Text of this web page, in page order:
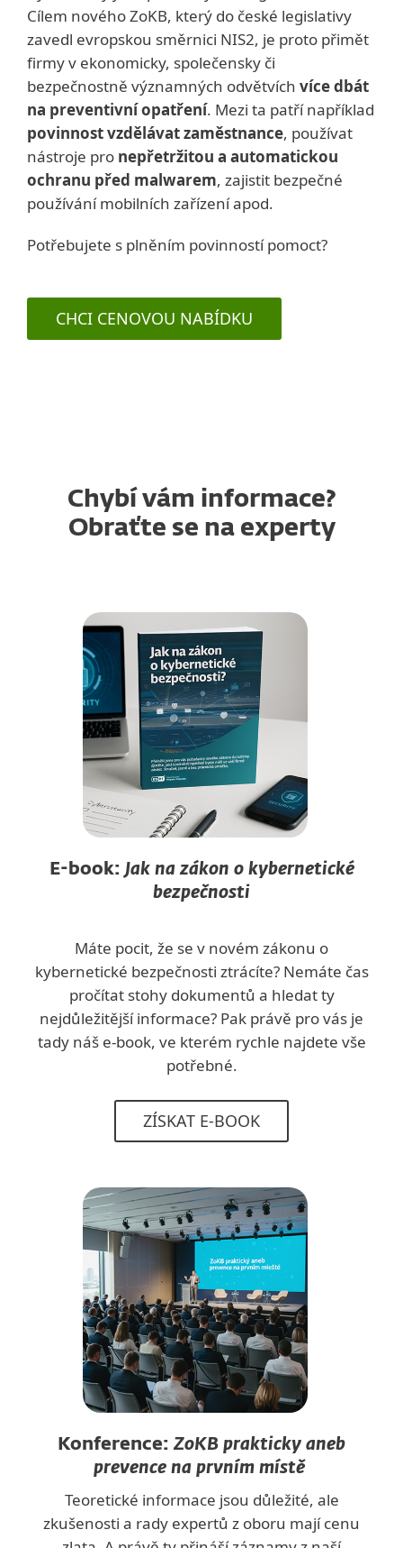
Cílem nového ZoKB, který do české legislativy
zavedl evropskou směrnici NIS2, je proto přimět
firmy v ekonomicky, společensky či
bezpečnostně významných odvětvích více dbát
na preventivní opatření. Mezi ta patří například
povinnost vzdělávat zaměstnance, používat
nástroje pro nepřetržitou a automatickou
ochranu před malwarem, zajistit bezpečné
používání mobilních zařízení apod.
Potřebujete s plněním povinností pomoct?
CHCI CENOVOU NABÍDKU
Chybí vám informace?
Obraťte se na experty
E-book: Jak na zákon o kybernetické
bezpečnosti
Máte pocit, že se v novém zákonu o
kybernetické bezpečnosti ztrácíte? Nemáte čas
pročítat stohy dokumentů a hledat ty
nejdůležitější informace? Pak právě pro vás je
tady náš e-book, ve kterém rychle najdete vše
potřebné.
ZÍSKAT E-BOOK
Konference: ZoKB prakticky aneb
prevence na prvním místě
Teoretické informace jsou důležité, ale
zkušenosti a rady expertů z oboru mají cenu